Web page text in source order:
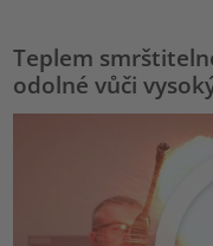
Teplem
odolné vůči